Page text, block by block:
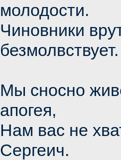
молодости.
Чиновники
безмолвствует.
Мы сносно
апогея,
Нам вас не
Сергеич.